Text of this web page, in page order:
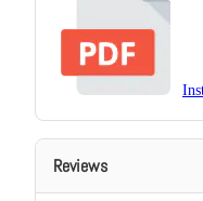
Reviews